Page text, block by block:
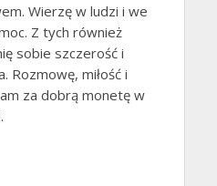
Wierzę w ludzi i we
Z tych również
sobie szczerość i
Rozmowę, miłość i
za dobrą monetę w